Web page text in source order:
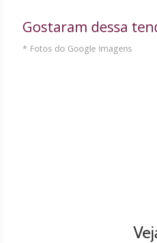
Gostaram dessa
* Fotos do Google Imagens